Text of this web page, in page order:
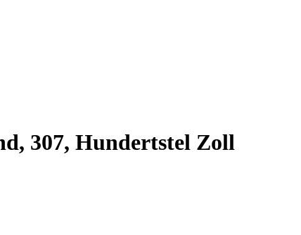
307, Hundertstel Zoll